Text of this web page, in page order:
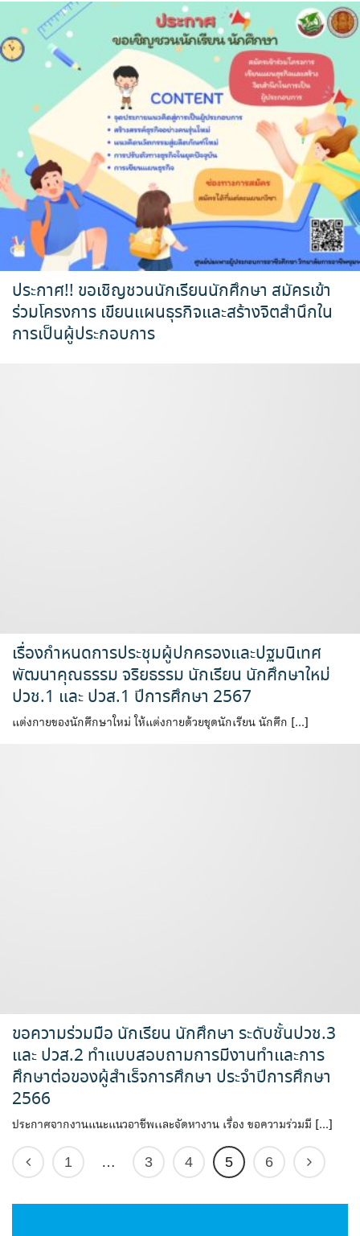
ประกาศ!! ขอเชิญชวนนักเรียนนักศึกษา สมัครเข้า
ร่วมโครงการ เขียนแผนธุรกิจและสร้างจิตสำนึกใน
การเป็นผู้ประกอบการ
เรื่องกำหนดการประชุมผู้ปกครองและปฐมนิเทศ
พัฒนาคุณธรรม จริยธรรม นักเรียน นักศึกษาใหม่
ปวช.1 และ ปวส.1 ปีการศึกษา 2567
แต่งกายของนักศึกษาใหม่ ให้แต่งกายด้วยชุดนักเรียน นักศึก […]
ขอความร่วมมือ นักเรียน นักศึกษา ระดับชั้นปวช.3
และ ปวส.2 ทำเเบบสอบถามการมีงานทำเเละการ
ศึกษาต่อของผู้สำเร็จการศึกษา ประจำปีการศึกษา
2566
ประกาศจากงานแนะแนวอาชีพเเละจัดหางาน เรื่อง ขอความร่วมมื […]
1 … 3 4 5 6